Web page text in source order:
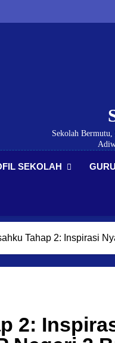
Sekolah
SEKOLAH
Tahap 2: Inspirasi
2: